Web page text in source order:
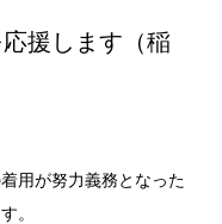
援します（稲
用が努力義務となった
。